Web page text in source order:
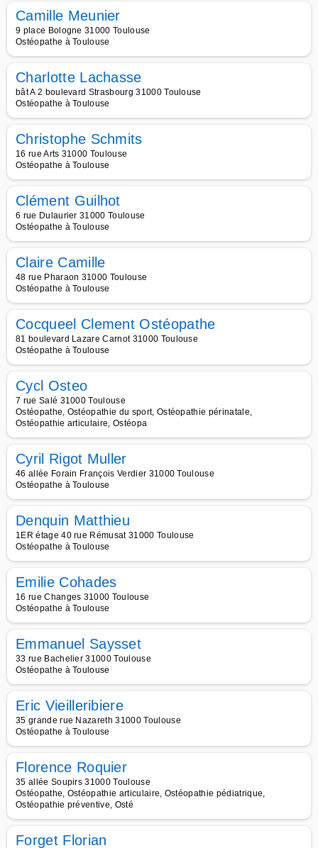
Camille Meunier
9 place Bologne 31000 Toulouse
Ostéopathe à Toulouse
Charlotte Lachasse
bât A 2 boulevard Strasbourg 31000 Toulouse
Ostéopathe à Toulouse
Christophe Schmits
16 rue Arts 31000 Toulouse
Ostéopathe à Toulouse
Clément Guilhot
6 rue Dulaurier 31000 Toulouse
Ostéopathe à Toulouse
Claire Camille
48 rue Pharaon 31000 Toulouse
Ostéopathe à Toulouse
Cocqueel Clement Ostéopathe
81 boulevard Lazare Carnot 31000 Toulouse
Ostéopathe à Toulouse
Cycl Osteo
7 rue Salé 31000 Toulouse
Ostéopathe, Ostéopathie du sport, Ostéopathie périnatale,
Ostéopathie articulaire, Ostéopa
Cyril Rigot Muller
46 allée Forain François Verdier 31000 Toulouse
Ostéopathe à Toulouse
Denquin Matthieu
1ER étage 40 rue Rémusat 31000 Toulouse
Ostéopathe à Toulouse
Emilie Cohades
16 rue Changes 31000 Toulouse
Ostéopathe à Toulouse
Emmanuel Saysset
33 rue Bachelier 31000 Toulouse
Ostéopathe à Toulouse
Eric Vieilleribiere
35 grande rue Nazareth 31000 Toulouse
Ostéopathe à Toulouse
Florence Roquier
35 allée Soupirs 31000 Toulouse
Ostéopathe, Ostéopathie articulaire, Ostéopathie pédiatrique,
Ostéopathie préventive, Osté
Forget Florian